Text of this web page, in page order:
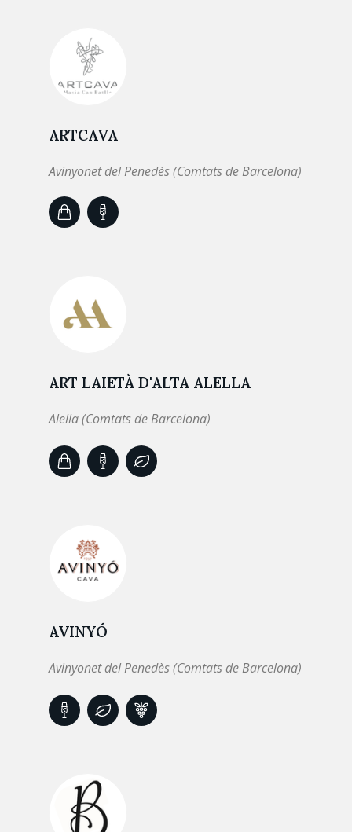
ARTCAVA
Avinyonet del Penedès (Comtats de Barcelona)
ART LAIETÀ D'ALTA ALELLA
Alella (Comtats de Barcelona)
AVINYÓ
Avinyonet del Penedès (Comtats de Barcelona)